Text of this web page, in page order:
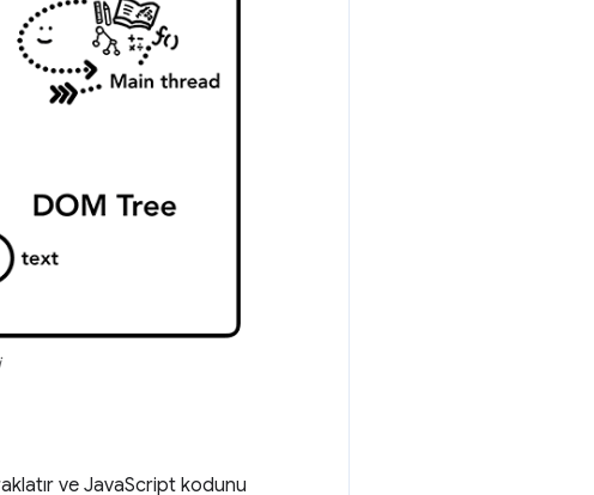
ve JavaScript kodunu